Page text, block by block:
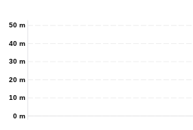
0 m
10 m
20 m
30 m
40 m
50 m